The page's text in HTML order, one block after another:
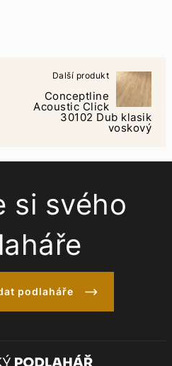
Další produkt
Conceptline
Acoustic Click
30102 Dub klasik
voskový
si svého
podlaháře